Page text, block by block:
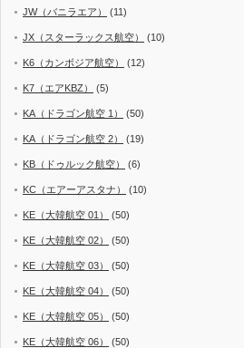
JW（バニラエア） (11)
JX（スターラックス航空） (10)
K6（カンボジア航空） (12)
K7（エアKBZ） (5)
KA（ドラゴン航空 1） (50)
KA（ドラゴン航空 2） (19)
KB（ドゥルック航空） (6)
KC（エアーアスタナ） (10)
KE（大韓航空 01） (50)
KE（大韓航空 02） (50)
KE（大韓航空 03） (50)
KE（大韓航空 04） (50)
KE（大韓航空 05） (50)
KE（大韓航空 06） (50)